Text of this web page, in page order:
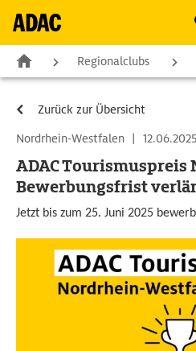
Regionalclubs
Zurück zur Übersicht
Nordrhein-Westfalen | 12.06.2025
ADAC Tourismuspreis
Bewerbungsfrist
Jetzt bis zum 25. Juni 2025